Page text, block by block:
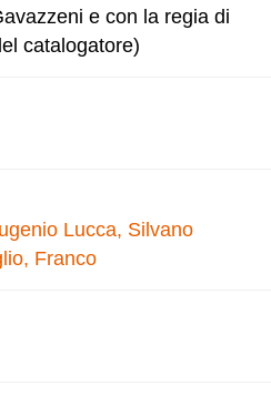
e con la regia di
catalogatore)
Lucca, Silvano
Franco